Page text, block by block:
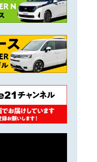
イドベンチレ
用 車中泊キット
ワーウィンド